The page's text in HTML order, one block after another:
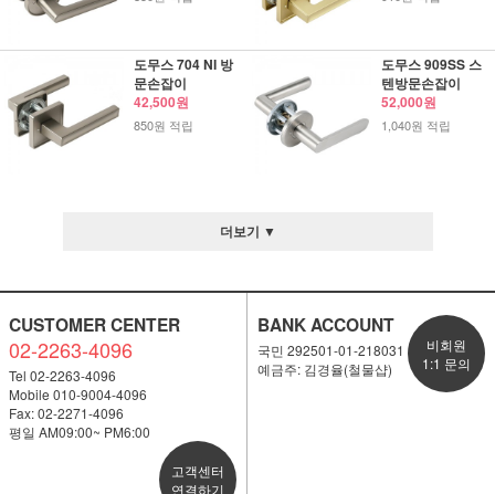
도무스 704 NI 방
문손잡이
42,500원
850원 적립
도무스 909SS 스
텐방문손잡이
52,000원
1,040원 적립
더보기 ▼
CUSTOMER CENTER
02-2263-4096
Tel 02-2263-4096
Mobile 010-9004-4096
Fax: 02-2271-4096
평일 AM09:00~ PM6:00
고객센터
연결하기
BANK ACCOUNT
국민 292501-01-218031
예금주: 김경율(철물샵)
비회원
1:1 문의